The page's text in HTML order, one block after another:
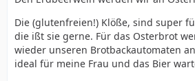
Die (glutenfreien!) Klöße, sind super
die ißt sie gerne. Für das Osterbrot
wieder unseren Brotbackautomaten
ideal für meine Frau und das Bier